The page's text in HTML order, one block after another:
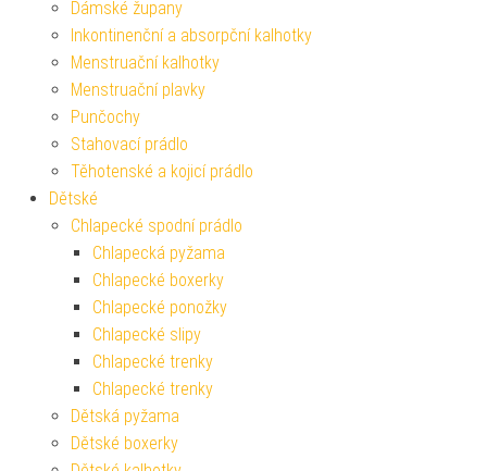
Dámské župany
Inkontinenční a absorpční kalhotky
Menstruační kalhotky
Menstruační plavky
Punčochy
Stahovací prádlo
Těhotenské a kojicí prádlo
Dětské
Chlapecké spodní prádlo
Chlapecká pyžama
Chlapecké boxerky
Chlapecké ponožky
Chlapecké slipy
Chlapecké trenky
Chlapecké trenky
Dětská pyžama
Dětské boxerky